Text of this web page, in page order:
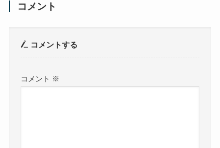
コメント
コメントする
コメント ※